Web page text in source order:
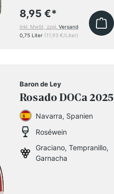
8,95 €*
inkl. MwSt, zzgl. Versand
0,75 Liter (11,93 €/Liter)
Baron de Ley
Rosado DOCa 2025
Navarra, Spanien
Roséwein
Graciano, Tempranillo,
Garnacha